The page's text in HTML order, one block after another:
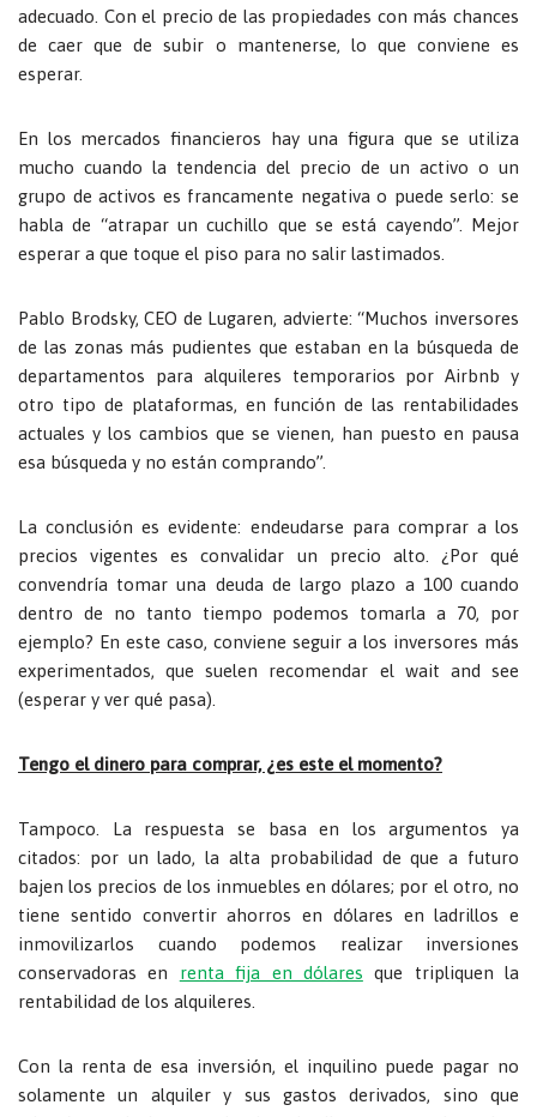
adecuado. Con el precio de las propiedades con más chances
de caer que de subir o mantenerse, lo que conviene es
esperar.
En los mercados financieros hay una figura que se utiliza
mucho cuando la tendencia del precio de un activo o un
grupo de activos es francamente negativa o puede serlo: se
habla de “atrapar un cuchillo que se está cayendo”. Mejor
esperar a que toque el piso para no salir lastimados.
Pablo Brodsky, CEO de Lugaren, advierte: “Muchos inversores
de las zonas más pudientes que estaban en la búsqueda de
departamentos para alquileres temporarios por Airbnb y
otro tipo de plataformas, en función de las rentabilidades
actuales y los cambios que se vienen, han puesto en pausa
esa búsqueda y no están comprando”.
La conclusión es evidente: endeudarse para comprar a los
precios vigentes es convalidar un precio alto. ¿Por qué
convendría tomar una deuda de largo plazo a 100 cuando
dentro de no tanto tiempo podemos tomarla a 70, por
ejemplo? En este caso, conviene seguir a los inversores más
experimentados, que suelen recomendar el wait and see
(esperar y ver qué pasa).
Tengo el dinero para comprar, ¿es este el momento?
Tampoco. La respuesta se basa en los argumentos ya
citados: por un lado, la alta probabilidad de que a futuro
bajen los precios de los inmuebles en dólares; por el otro, no
tiene sentido convertir ahorros en dólares en ladrillos e
inmovilizarlos cuando podemos realizar inversiones
conservadoras en renta fija en dólares que tripliquen la
rentabilidad de los alquileres.
Con la renta de esa inversión, el inquilino puede pagar no
solamente un alquiler y sus gastos derivados, sino que